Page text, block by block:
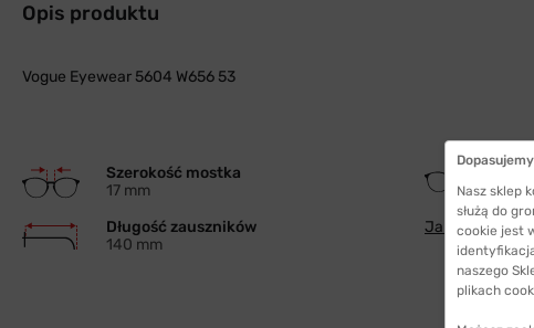
Opis produktu
Vogue Eyewear 5604 W656 53
Szerokość mostka
17 mm
53
Długość zauszników
140 mm
Jak wybrać
Nasz sklep
służą do
cookie jest
naszego
plikach